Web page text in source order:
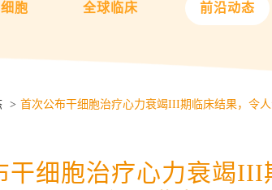
胞 全球临床 前沿动态
首次公布干细胞治疗心力衰竭III期临床结果，令人
干细胞治疗心力衰竭III